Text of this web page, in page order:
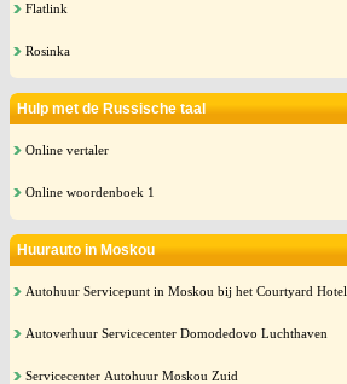
Flatlink
Rosinka
Hulp met de Russische taal
Online vertaler
Online woordenboek 1
Huurauto in Moskou
Autohuur Servicepunt in Moskou bij het Courtyard Hotel
Autoverhuur Servicecenter Domodedovo Luchthaven
Servicecenter Autohuur Moskou Zuid